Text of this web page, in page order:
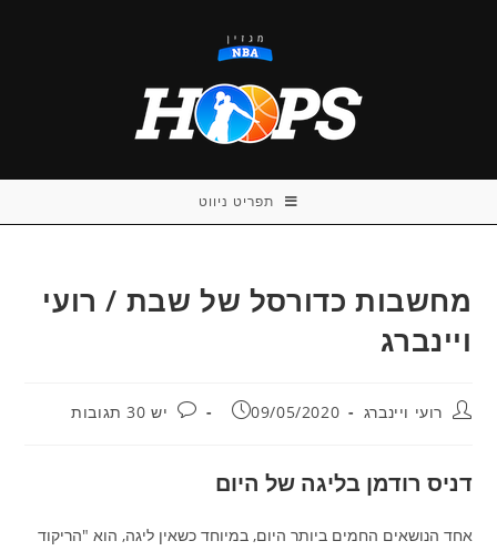
תפריט ניווט
מחשבות כדורסל של שבת / רועי
ויינברג
מחבר:רועי ויינברג פורסם:
09/05/2020 תגובות:
יש 30 תגובות
דניס רודמן בליגה של היום
אחד הנושאים החמים ביותר היום, במיוחד כשאין ליגה, הוא "הריקוד